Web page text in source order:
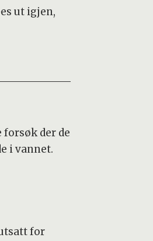
ut igjen,
der de
i vannet.
for